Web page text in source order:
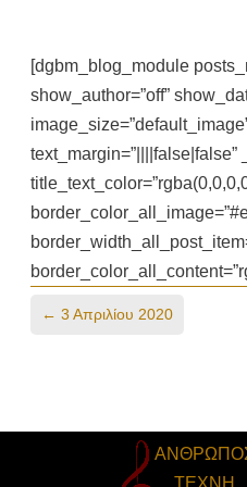
[dgbm_blog_module
show_author=”off”
text_margin=”||||false|false”
←3 Απριλίου 2020
ΤΕΧΝΗ